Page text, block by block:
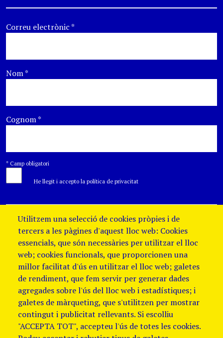
Correu electrònic*
Nom*
Cognom*
* Camp obligatori
He llegit i accepto la política de privacitat
Utilitzem una selecció de cookies pròpies i de
tercers a les pàgines d'aquest lloc web: Cookies
essencials, que són necessàries per utilitzar el lloc
web; cookies funcionals, que proporcionen una
millor facilitat d'ús en utilitzar el lloc web; galetes
de rendiment, que fem servir per generar dades
agregades sobre l'ús del lloc web i estadístiques; i
galetes de màrqueting, que s'utilitzen per mostrar
contingut i publicitat rellevants. Si escolliu
"ACCEPTA TOT", accepteu l'ús de totes les cookies.